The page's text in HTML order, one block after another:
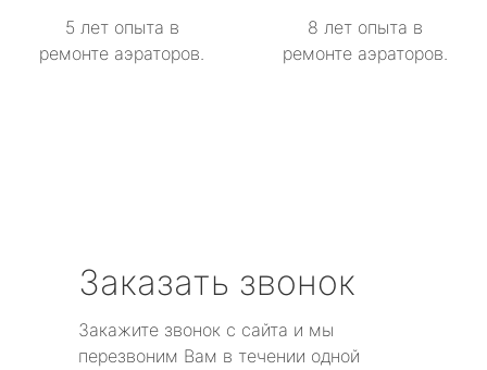
5 лет опыта в
ремонте аэраторов.
8 лет опыта в
ремонте аэраторов.
Заказать звонок
Закажите звонок с сайта и мы
перезвоним Вам в течении одной